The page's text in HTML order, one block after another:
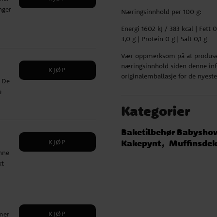
g
KJØP
KJØP
KJØP
Næringsinnhold per 100 g:
Energi 1602 kJ / 383 kcal |
3,0 g | Protein 0 g | Salt 0,1 g
Vær oppmerksom på at
næringsinnhold siden denne
originalemballasje for de
Kategorier
Baketilbehør
Kakepynt